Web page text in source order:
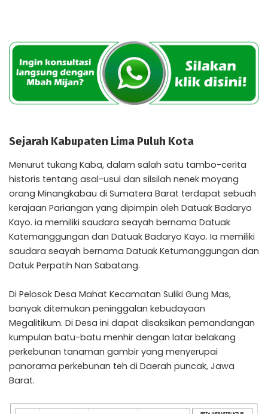
Sejarah Kabupaten Lima Puluh Kota
Menurut tukang Kaba, dalam salah satu tambo-cerita
historis tentang asal-usul dan silsilah nenek moyang
orang Minangkabau di Sumatera Barat terdapat sebuah
kerajaan Pariangan yang dipimpin oleh Datuak Badaryo
Kayo. ia memiliki saudara seayah bernama Datuak
Katemanggungan dan Datuak Badaryo Kayo. Ia memiliki
saudara seayah bernama Datuak Ketumanggungan dan
Datuk Perpatih Nan Sabatang.
Di Pelosok Desa Mahat Kecamatan Suliki Gung Mas,
banyak ditemukan peninggalan kebudayaan
Megalitikum. Di Desa ini dapat disaksikan pemandangan
kumpulan batu-batu menhir dengan latar belakang
perkebunan tanaman gambir yang menyerupai
panorama perkebunan teh di Daerah puncak, Jawa
Barat.